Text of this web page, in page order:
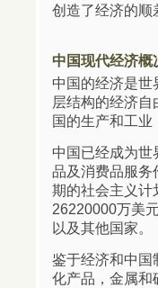
创造了经济的顺
中国现代经济概
中国的经济是
层结构的经济
国的生产和工
中国已经成为
品及消费品服务
期的社会主义计
26220000万美
以及其他国家。
鉴于经济和中国
化产品，金属和